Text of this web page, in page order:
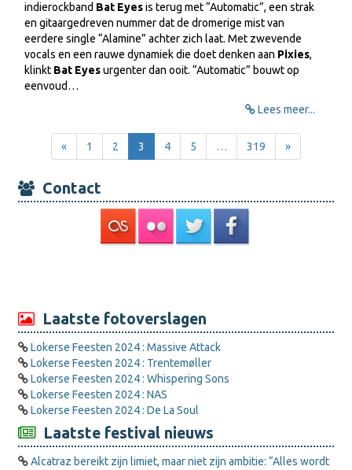
indierockband Bat Eyesis terug met “Automatic”, een strak
en gitaargedreven nummer dat de dromerige mist van
eerdere single “Alamine” achter zich laat. Met zwevende
vocals en een rauwe dynamiek die doet denken aan Pixies,
klinkt Bat Eyesurgenter dan ooit. “Automatic” bouwt op
eenvoud…
Lees meer...
« 1 2 3 4 5 … 319 »
Contact
Laatste fotoverslagen
Lokerse Feesten 2024 : Massive Attack
Lokerse Feesten 2024 : Trentemøller
Lokerse Feesten 2024 : Whispering Sons
Lokerse Feesten 2024 : NAS
Lokerse Feesten 2024 : De La Soul
Laatste festival nieuws
Alcatraz bereikt zijn limiet, maar niet zijn ambitie: “Alles wordt